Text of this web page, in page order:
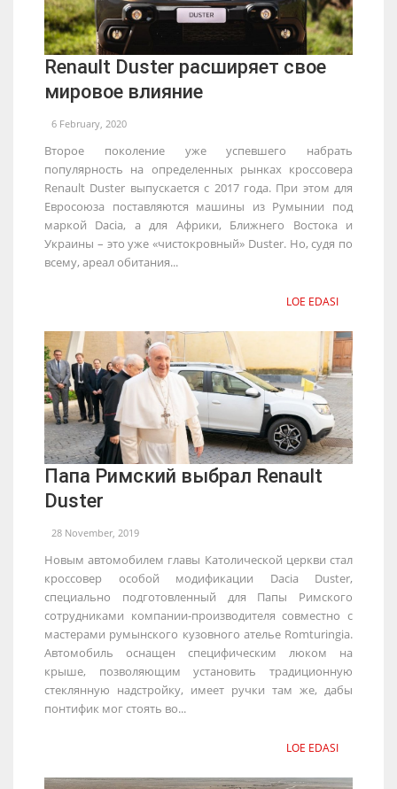
Renault Duster расширяет свое
мировое влияние
6 February, 2020
Второе поколение уже успевшего набрать
популярность на определенных рынках кроссовера
Renault Duster выпускается с 2017 года. При этом для
Евросоюза поставляются машины из Румынии под
маркой Dacia, а для Африки, Ближнего Востока и
Украины – это уже «чистокровный» Duster. Но, судя по
всему, ареал обитания...
LOE EDASI
Папа Римский выбрал Renault
Duster
28 November, 2019
Новым автомобилем главы Католической церкви стал
кроссовер особой модификации Dacia Duster,
специально подготовленный для Папы Римского
сотрудниками компании-производителя совместно с
мастерами румынского кузовного ателье Romturingia.
Автомобиль оснащен специфическим люком на
крыше, позволяющим установить традиционную
стеклянную надстройку, имеет ручки там же, дабы
понтифик мог стоять во...
LOE EDASI